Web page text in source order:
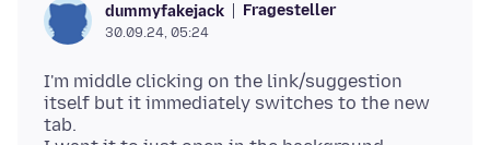
dummyfakejack Fragesteller
30.09.24, 05:24
I'm middle clicking on the link/suggestion
itself but it immediately switches to the new
tab.